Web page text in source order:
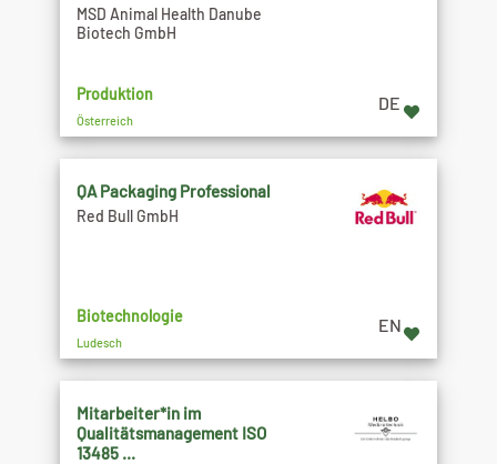
MSD Animal Health Danube
Biotech GmbH
Produktion
Österreich
DE
QA Packaging Professional
Red Bull GmbH
Biotechnologie
Ludesch
EN
Mitarbeiter*in im
Qualitätsmanagement ISO
13485 ...